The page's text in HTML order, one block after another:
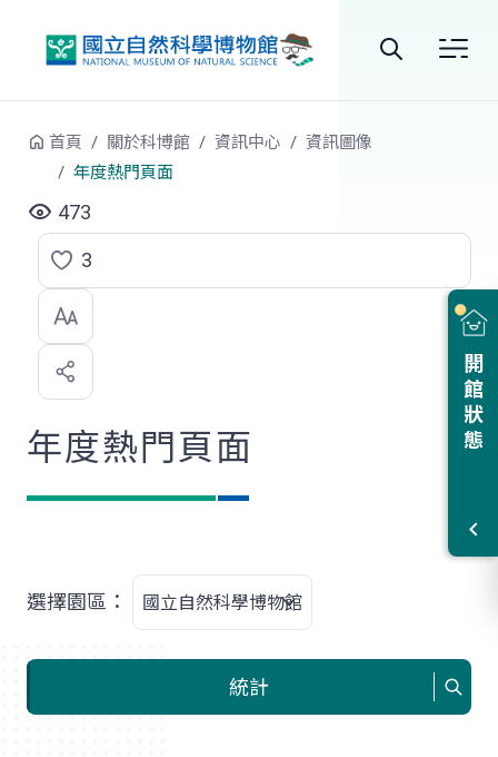
開館狀態
首頁 關於科博館 資訊中心
資訊圖像
年度熱門頁面
473
點
選
喜
歡
3
年度熱門頁面
選擇園區：
園
區
統計